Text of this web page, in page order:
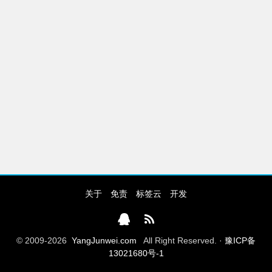
关于 免责 标签云 开发
© 2009-2026 YangJunwei.com All Right Reserved. · 豫ICP备
13021680号-1